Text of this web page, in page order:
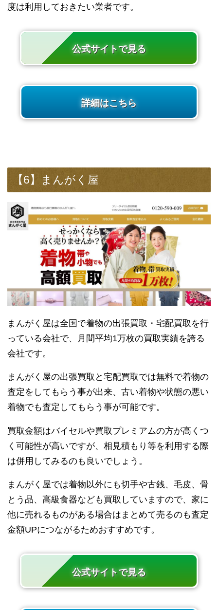
度は利用しておきたい業者です。
公式サイトで見る
詳細はこちら
【6】まんがく屋
まんがく屋は全国で着物の出張買取・宅配買取を行
っている会社で、月間平均1万枚の買取実績を誇る
会社です。
まんがく屋の出張買取と宅配買取では無料で着物の
査定をしてもらう事が出来、古い着物や状態の悪い
着物でも査定してもらう事が可能です。
買取金額はバイセルや買取プレミアムの方が高くつ
く可能性が高いですが、相見積もり等を利用する際
は併用してみるのも良いでしょう。
まんがく屋では着物以外にも切手や古銭、毛皮、骨
とう品、高級食器なども買取していますので、家に
他に売れるものがある場合はまとめて売るのも査定
金額UPにつながるためおすすめです。
公式サイトで見る